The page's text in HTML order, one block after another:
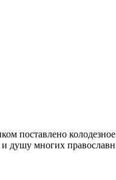
поставлено
душу многих